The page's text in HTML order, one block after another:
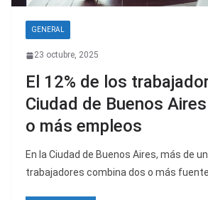
GENERAL
23 octubre, 2025
El 12% de los
Ciudad de Buenos
o más empleos
En la Ciudad de Buenos Aires, más de
trabajadores combina dos o más